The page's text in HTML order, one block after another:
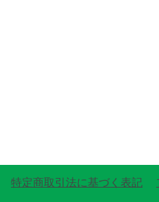
特定商取引法に基づく表記